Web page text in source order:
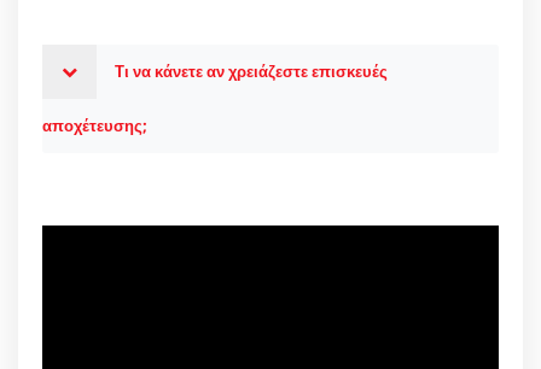
Τι να κάνετε αν χρειάζεστε επισκευές
αποχέτευσης;